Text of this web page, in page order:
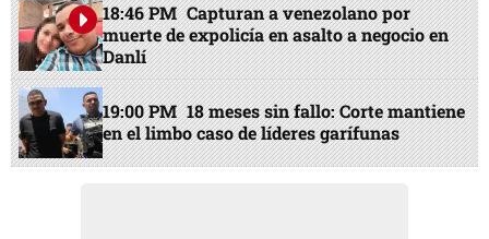
18:46 PM Capturan a venezolano por
muerte de expolicía en asalto a negocio en
Danlí
19:00 PM 18 meses sin fallo: Corte mantiene
en el limbo caso de líderes garífunas